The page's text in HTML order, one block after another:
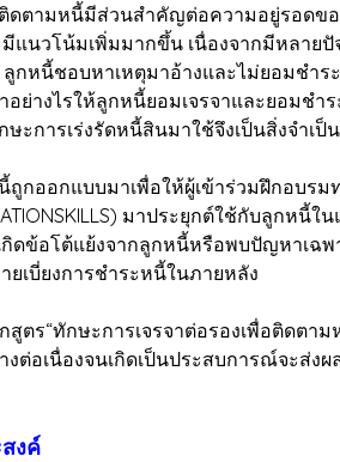
ดตามหนี้มีส่วนสำคัญต่อความอยู่รอดขอ
มีแนวโน้มเพิ่มมากขึ้น เนื่องจากมีหลา
ลูกหนี้ชอบหาเหตุมาอ้างและไม่ยอมชำ
ย่างไรให้ลูกหนี้ยอมเจรจาและยอมชำ
ษะการเร่งรัดหนี้สินมาใช้จึงเป็นสิ่งจำ
ถูกออกแบบมาเพื่อให้ผู้เข้าร่วมฝึกอบร
มาประยุกต์ใช้กับลูกห
กิดข้อโต้แย้งจากลูกหนี้หรือพบปัญหาเฉ
ยเบี่ยงการชำระหนี้ในภายหลัง
สูตร“ทักษะการเจรจาต่อรองเพื่อติดตา
างต่อเนื่องจนเกิดเป็นประสบการณ์จะส่
งค์